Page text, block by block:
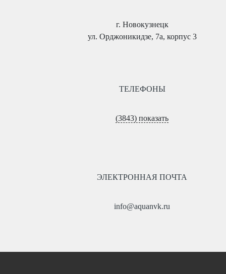
г. Новокузнецк
ул. Орджоникидзе, 7а, корпус 3
ТЕЛЕФОНЫ
(3843) показать
ЭЛЕКТРОННАЯ ПОЧТА
info@aquanvk.ru